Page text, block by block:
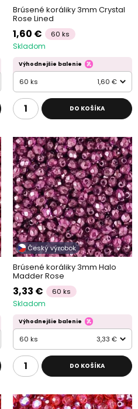
Brúsené koráliky 3mm Crystal
Rose Lined
1,60 € 60 ks
Skladom
Výhodnejšie balenie
60 ks 1,60 €
DO KOŠÍKA
Český výrobok
Brúsené koráliky 3mm Halo
Madder Rose
3,33 € 60 ks
Skladom
Výhodnejšie balenie
60 ks 3,33 €
DO KOŠÍKA